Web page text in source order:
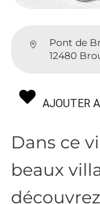
Pont de
12480
AJOUTER
Dans ce
beaux